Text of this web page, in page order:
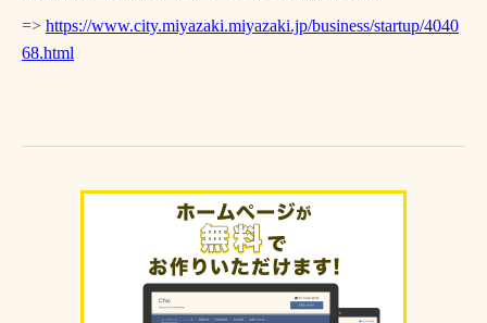
=> https://www.city.miyazaki.miyazaki.jp/business/startup/4040
68.html